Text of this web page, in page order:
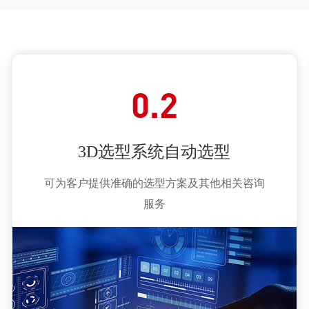
0.2
3D选型系统自动选型
可为客户提供准确的选型方案及其他相关咨询
服务